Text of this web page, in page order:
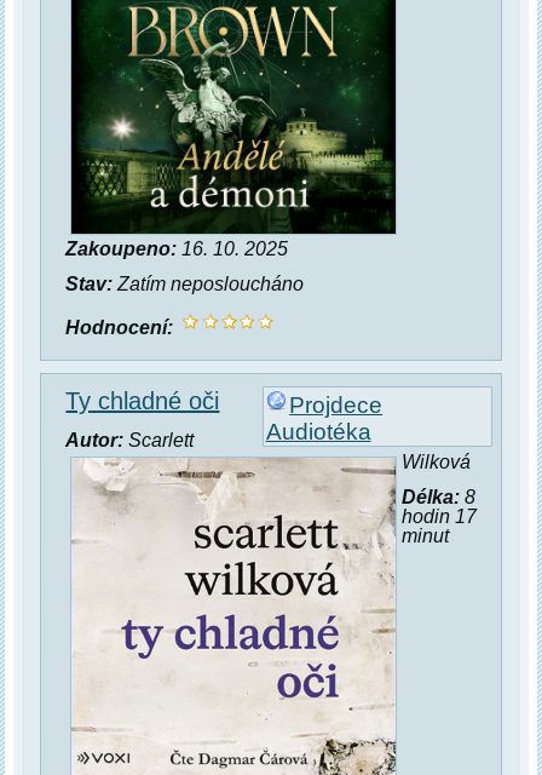
Zakoupeno: 16. 10. 2025
Stav: Zatím neposloucháno
Hodnocení:
Projdece
Audiotéka
Ty chladné oči
Autor: Scarlett
Wilková
Délka:8
hodin 17
minut